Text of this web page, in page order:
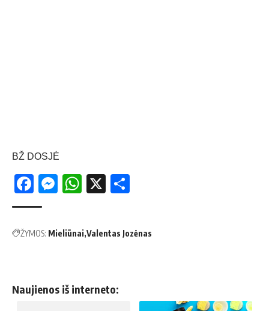
BŽ DOSJĖ
Facebook
Messenger
WhatsApp
X
ŽYMOS: Mieliūnai Valentas Jozėnas
Naujienos iš interneto: